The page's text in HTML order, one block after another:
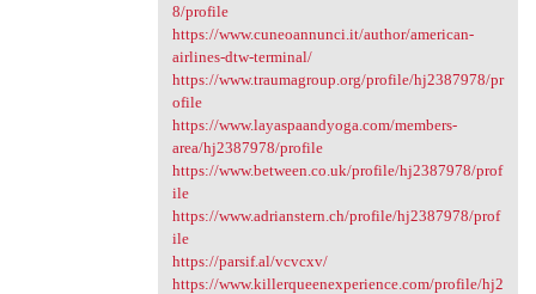
8/profile
https://www.cuneoannunci.it/author/american-
airlines-dtw-terminal/
https://www.traumagroup.org/profile/hj2387978/pr
ofile
https://www.layaspaandyoga.com/members-
area/hj2387978/profile
https://www.between.co.uk/profile/hj2387978/prof
ile
https://www.adrianstern.ch/profile/hj2387978/prof
ile
https://parsif.al/vcvcxv/
https://www.killerqueenexperience.com/profile/hj2